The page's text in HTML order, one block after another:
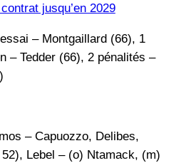
jusqu’en 2029
– Montgaillard (66), 1
– Tedder (66), 2 pénalités –
– Capuozzo, Delibes,
Lebel – (o) Ntamack, (m)